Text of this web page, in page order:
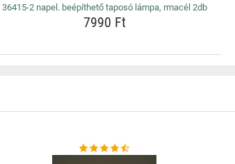
36415-2 napel. beépíthető taposó lámpa, rmacél 2db
7990 Ft